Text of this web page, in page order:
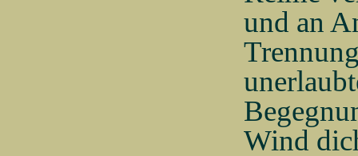
und an
Wind